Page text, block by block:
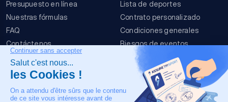
Presupuesto en línea
Nuestras fórmulas
FAQ
Contáctenos
Lista de deportes
Contrato personalizado
Condiciones generales
Riesgos de eventos
Menciones legales
NUESTRO CONTACTO